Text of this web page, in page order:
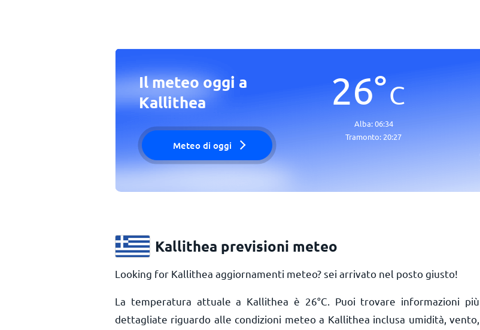
Il meteo oggi a
Kallithea
Meteo di oggi
26°C
Alba:06:34
Tramonto: 20:27
Kallithea previsioni meteo
Looking for Kallithea aggiornamenti meteo? sei arrivato nel posto giusto!
La temperatura attuale a Kallithea è 26°C . Puoi trovare informazioni più
dettagliate riguardo alle condizioni meteo a Kallithea inclusa umidità, vento,